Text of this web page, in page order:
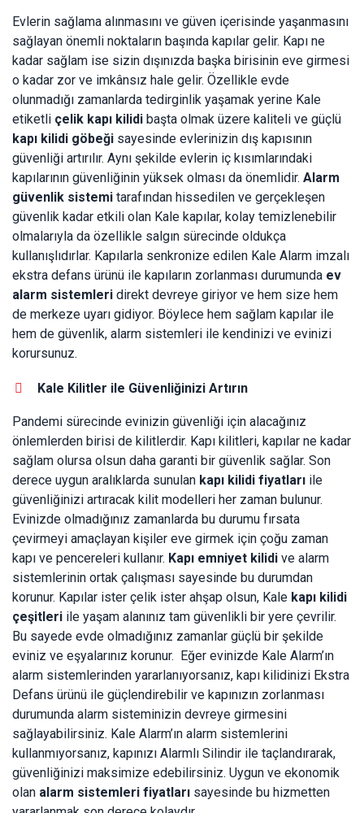
Evlerin sağlama alınmasını ve güven içerisinde yaşanmasını
sağlayan önemli noktaların başında kapılar gelir. Kapı ne
kadar sağlam ise sizin dışınızda başka birisinin eve girmesi
o kadar zor ve imkânsız hale gelir. Özellikle evde
olunmadığı zamanlarda tedirginlik yaşamak yerine Kale
etiketli çelik kapı kilidi başta olmak üzere kaliteli ve güçlü
kapı kilidi göbeği sayesinde evlerinizin dış kapısının
güvenliği artırılır. Aynı şekilde evlerin iç kısımlarındaki
kapılarının güvenliğinin yüksek olması da önemlidir. Alarm
güvenlik sistemi tarafından hissedilen ve gerçekleşen
güvenlik kadar etkili olan Kale kapılar, kolay temizlenebilir
olmalarıyla da özellikle salgın sürecinde oldukça
kullanışlıdırlar. Kapılarla senkronize edilen Kale Alarm imzalı
ekstra defans ürünü ile kapıların zorlanması durumunda ev
alarm sistemleri direkt devreye giriyor ve hem size hem
de merkeze uyarı gidiyor. Böylece hem sağlam kapılar ile
hem de güvenlik, alarm sistemleri ile kendinizi ve evinizi
korursunuz.
Kale Kilitler ile Güvenliğinizi Artırın
Pandemi sürecinde evinizin güvenliği için alacağınız
önlemlerden birisi de kilitlerdir. Kapı kilitleri, kapılar ne kadar
sağlam olursa olsun daha garanti bir güvenlik sağlar. Son
derece uygun aralıklarda sunulan kapı kilidi fiyatları ile
güvenliğinizi artıracak kilit modelleri her zaman bulunur.
Evinizde olmadığınız zamanlarda bu durumu fırsata
çevirmeyi amaçlayan kişiler eve girmek için çoğu zaman
kapı ve pencereleri kullanır. Kapı emniyet kilidi ve alarm
sistemlerinin ortak çalışması sayesinde bu durumdan
korunur. Kapılar ister çelik ister ahşap olsun, Kale kapı kilidi
çeşitleri ile yaşam alanınız tam güvenlikli bir yere çevrilir.
Bu sayede evde olmadığınız zamanlar güçlü bir şekilde
eviniz ve eşyalarınız korunur. Eğer evinizde Kale Alarm’ın
alarm sistemlerinden yararlanıyorsanız, kapı kilidinizi Ekstra
Defans ürünü ile güçlendirebilir ve kapınızın zorlanması
durumunda alarm sisteminizin devreye girmesini
sağlayabilirsiniz. Kale Alarm’ın alarm sistemlerini
kullanmıyorsanız, kapınızı Alarmlı Silindir ile taçlandırarak,
güvenliğinizi maksimize edebilirsiniz. Uygun ve ekonomik
olan alarm sistemleri fiyatları sayesinde bu hizmetten